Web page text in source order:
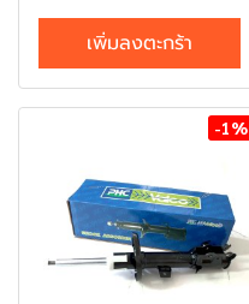
เพิ่มลงตะกร้า
-1%